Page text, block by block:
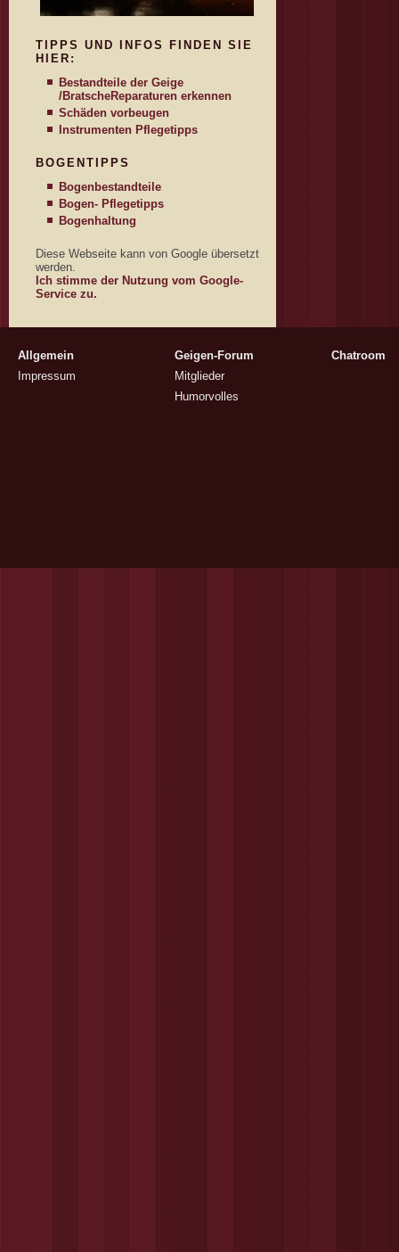
TIPPS UND INFOS FINDEN SIE
HIER:
Bestandteile der Geige
/BratscheReparaturen erkennen
Schäden vorbeugen
Instrumenten Pflegetipps
BOGENTIPPS
Bogenbestandteile
Bogen- Pflegetipps
Bogenhaltung
Diese Webseite kann von Google übersetzt
werden.
Ich stimme der Nutzung vom Google-
Service zu.
Allgemein
Impressum
Geigen-Forum
Mitglieder
Humorvolles
Chatroom